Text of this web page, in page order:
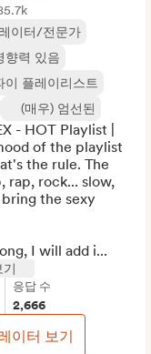
이터/전문가
향력 있음
이 플레이리스트
(매우) 엄선된
- HOT Playlist |
of the playlist
the rule. The
rap, rock... slow,
the sexy
I will add i...
기
응답 수
2,666
이터 보기